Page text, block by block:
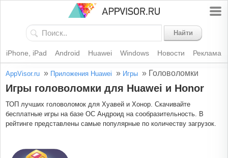
Найти
iPhone, iPad Android Huawei Windows Новости Реклама
AppVisor.ru » Приложения Huawei » Игры » Головоломки
Игры головоломки для Huawei и Honor
ТОП лучших головоломок для Хуавей и Хонор. Скачивайте
бесплатные игры на базе ОС Андроид на сообразительность. В
рейтинге представлены самые популярные по количеству загрузок.